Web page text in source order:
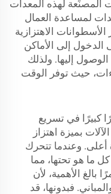
المصنِّعة لهذه المعدات
لمساعدة العمال
الاهتزازية
الدخول إلى الأماكن
الوصول إليها. ولذلك
حيث توفر الوقت
كبيرًا في تسريع
بميزة اهتزاز
وعندما تتحرك
ما هو تحتها، مما
بالغ الأهمية، لأن
فبدونها، قد